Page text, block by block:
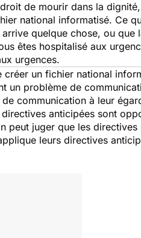
de mourir dans la
national informatisé. Ce
arrive quelque chose, ou
êtes hospitalisé aux
urgences.
créer un fichier national
un problème de
communication à leur
anticipées sont
peut juger que les
leurs directives